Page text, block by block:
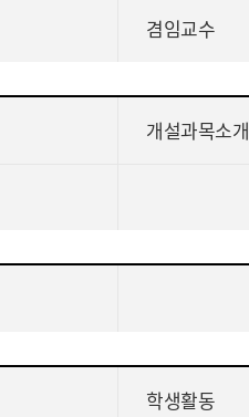
겸임교수
개설과목소개
학생활동